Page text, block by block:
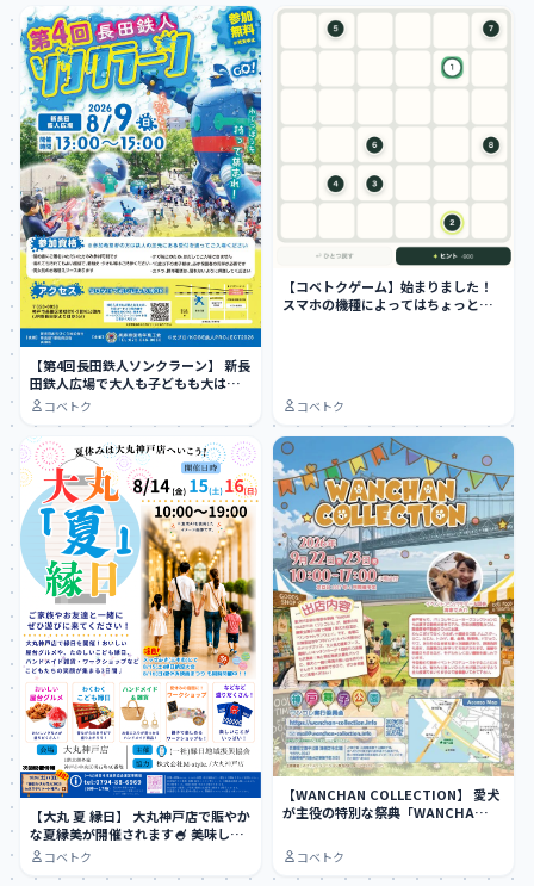
【第4回長田鉄人ソンクラーン】 新長
田鉄人広場で大人も子どもも大はし
ゃぎできる…
コベトク
【コベトクゲーム】始まりました！
スマホの機種によってはちょっとや
コベトク
【大丸 夏 縁日】 大丸神戸店で賑やか
な夏縁美が開催されます🍧 美味しい
屋台グ…
コベトク
【WANCHAN COLLECTION】 愛犬
が主役の特別な祭典「WANCHA…
コベトク